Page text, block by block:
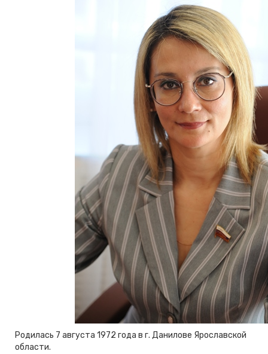
Родилась 7 августа 1972 года в г. Данилове Ярославской
области.